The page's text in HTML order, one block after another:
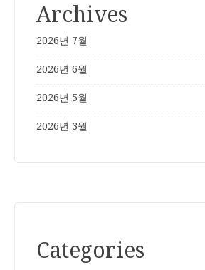
Archives
2026년 7월
2026년 6월
2026년 5월
2026년 3월
Categories